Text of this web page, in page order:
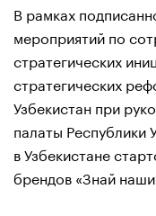
В рамках
мероприятий по
стратегических
стратегических
Узбекистан при
палаты Республики
в Узбекистане
брендов «Знай